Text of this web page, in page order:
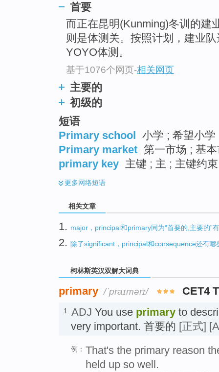
首要
而正在昆明(Kunming)冬训的建
则是体测关。按照计划，建业
YOYO体测。
基于1076个网页-相关网页
主要的
初级的
短语
Primary school
小学 ; 希望小
Primary market 第一市场 ; 基
primary key 主键 ; 主 ; 主键约
更多网络短语
相关文章
1. major，principal和primary同为“首要的,主要的”
2. 除了significant，principal和consequence还有哪
柯林斯英汉双解大词典
primary /ˈpraɪmərɪ/ CET4
1. ADJ You use primary to
very important. 首要的 [正式]
例： That's the primary reason
held up so well.